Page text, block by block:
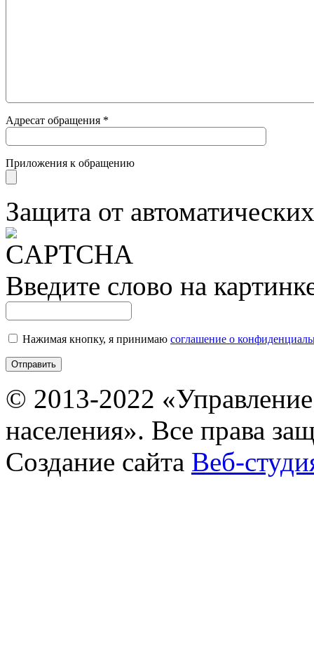
Адресат обращения *
Приложения к обращению
Защита от
Введите слово на
Нажимая кнопку, я принимаю соглашение о
© 2013-2022
населения». Все права
Создание сайта Веб-